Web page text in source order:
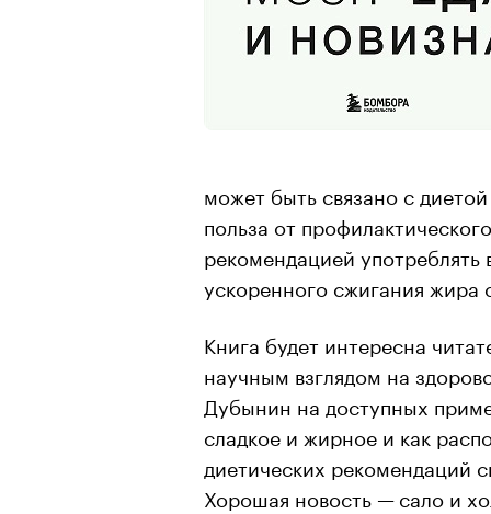
может быть связано с
польза от
рекомендацией употреблять
ускоренного сжигания жира
Книга будет интересна
научным взглядом на
Дубынин на доступных
сладкое и жирное и как
диетических рекомендаций
Хорошая новость —сало и